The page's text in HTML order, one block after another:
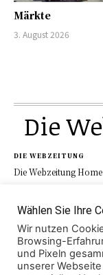
Märkte
3. August 2026
Die
DIE WEBZEITUNG
Die Webzeitung Home
Impressum
KATEGORIEN
Aktuell Region
Wählen Sie Ihre
Wir nutzen
Browsing-
und Pixeln
unserer